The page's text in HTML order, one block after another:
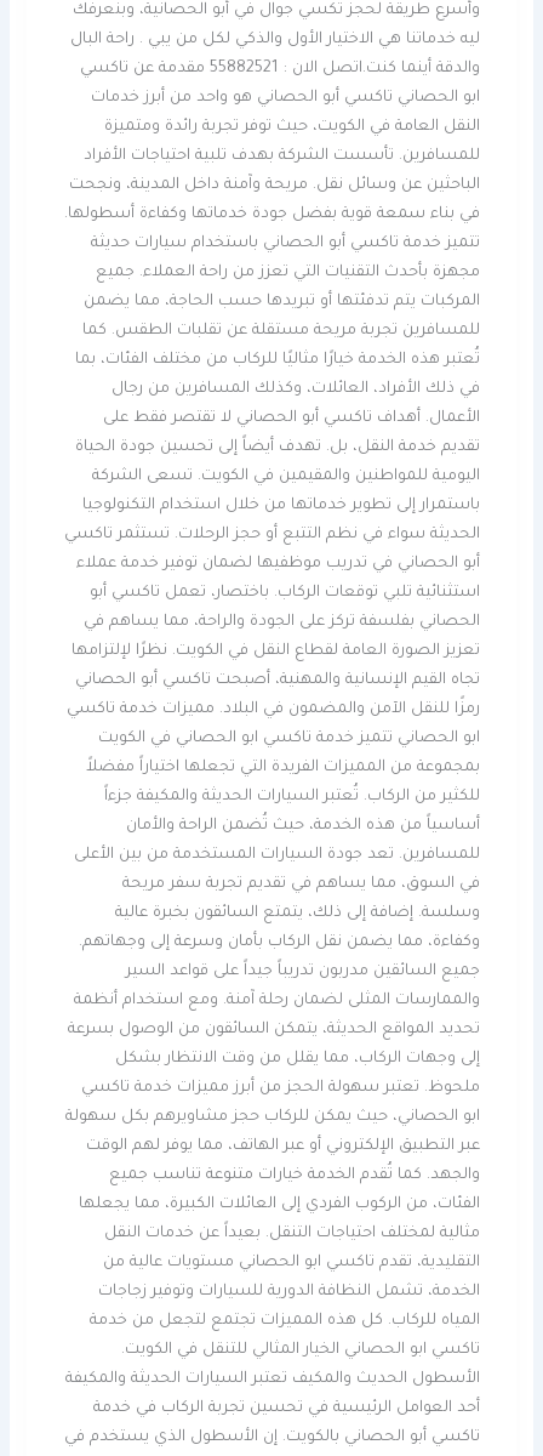
وأسرع طريقة لحجز تكسي جوال في أبو الحصانية، وبنعرفك
ليه خدماتنا هي الاختيار الأول والذكي لكل من يبي . راحة البال
والدقة أينما كنت.اتصل الان : 55882521 مقدمة عن تاكسي
ابو الحصاني تاكسي أبو الحصاني هو واحد من أبرز خدمات
النقل العامة في الكويت، حيث توفر تجربة رائدة ومتميزة
للمسافرين. تأسست الشركة بهدف تلبية احتياجات الأفراد
الباحثين عن وسائل نقل. مريحة وآمنة داخل المدينة، ونجحت
في بناء سمعة قوية بفضل جودة خدماتها وكفاءة أسطولها.
تتميز خدمة تاكسي أبو الحصاني باستخدام سيارات حديثة
مجهزة بأحدث التقنيات التي تعزز من راحة العملاء. جميع
المركبات يتم تدفئتها أو تبريدها حسب الحاجة، مما يضمن
للمسافرين تجربة مريحة مستقلة عن تقلبات الطقس. كما
تُعتبر هذه الخدمة خيارًا مثاليًا للركاب من مختلف الفئات، بما
في ذلك الأفراد، العائلات، وكذلك المسافرين من رجال
الأعمال. أهداف تاكسي أبو الحصاني لا تقتصر فقط على
تقديم خدمة النقل، بل. تهدف أيضاً إلى تحسين جودة الحياة
اليومية للمواطنين والمقيمين في الكويت. تسعى الشركة
باستمرار إلى تطوير خدماتها من خلال استخدام التكنولوجيا
الحديثة سواء في نظم التتبع أو حجز الرحلات. تستثمر تاكسي
أبو الحصاني في تدريب موظفيها لضمان توفير خدمة عملاء
استثنائية تلبي توقعات الركاب. باختصار، تعمل تاكسي أبو
الحصاني بفلسفة تركز على الجودة والراحة، مما يساهم في
تعزيز الصورة العامة لقطاع النقل في الكويت. نظرًا لإلتزامها
تجاه القيم الإنسانية والمهنية، أصبحت تاكسي أبو الحصاني
رمزًا للنقل الآمن والمضمون في البلاد. مميزات خدمة تاكسي
ابو الحصاني تتميز خدمة تاكسي ابو الحصاني في الكويت
بمجموعة من المميزات الفريدة التي تجعلها اختياراً مفضلاً
للكثير من الركاب. تُعتبر السيارات الحديثة والمكيفة جزءاً
أساسياً من هذه الخدمة، حيث تُضمن الراحة والأمان
للمسافرين. تعد جودة السيارات المستخدمة من بين الأعلى
في السوق، مما يساهم في تقديم تجربة سفر مريحة
وسلسة. إضافة إلى ذلك، يتمتع السائقون بخبرة عالية
وكفاءة، مما يضمن نقل الركاب بأمان وسرعة إلى وجهاتهم.
جميع السائقين مدربون تدريباً جيداً على قواعد السير
والممارسات المثلى لضمان رحلة آمنة. ومع استخدام أنظمة
تحديد المواقع الحديثة، يتمكن السائقون من الوصول بسرعة
إلى وجهات الركاب، مما يقلل من وقت الانتظار بشكل
ملحوظ. تعتبر سهولة الحجز من أبرز مميزات خدمة تاكسي
ابو الحصاني، حيث يمكن للركاب حجز مشاويرهم بكل سهولة
عبر التطبيق الإلكتروني أو عبر الهاتف، مما يوفر لهم الوقت
والجهد. كما تُقدم الخدمة خيارات متنوعة تناسب جميع
الفئات، من الركوب الفردي إلى العائلات الكبيرة، مما يجعلها
مثالية لمختلف احتياجات التنقل. بعيداً عن خدمات النقل
التقليدية، تقدم تاكسي ابو الحصاني مستويات عالية من
الخدمة، تشمل النظافة الدورية للسيارات وتوفير زجاجات
المياه للركاب. كل هذه المميزات تجتمع لتجعل من خدمة
تاكسي ابو الحصاني الخيار المثالي للتنقل في الكويت.
الأسطول الحديث والمكيف تعتبر السيارات الحديثة والمكيفة
أحد العوامل الرئيسية في تحسين تجربة الركاب في خدمة
تاكسي أبو الحصاني بالكويت. إن الأسطول الذي يستخدم في